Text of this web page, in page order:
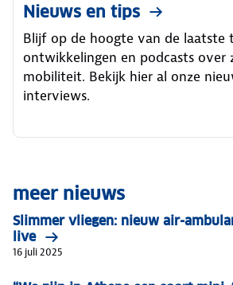
Nieuws en tips
Blijf op de hoogte van de laatste
ontwikkelingen en podcasts over
mobiliteit. Bekijk hier al onze
interviews.
meer nieuws
Slimmer vliegen: nieuw air-
live
16 juli 2025